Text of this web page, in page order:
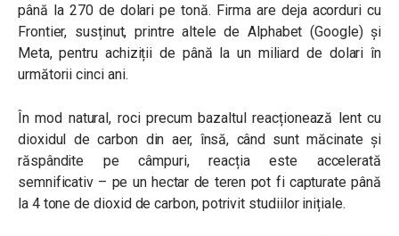
până la 270 de dolari pe tonă. Firma are deja acorduri cu
Frontier, susținut, printre altele de Alphabet (Google) și
Meta, pentru achiziții de până la un miliard de dolari în
următorii cinci ani.
În mod natural, roci precum bazaltul reacționează lent cu
dioxidul de carbon din aer, însă, când sunt măcinate și
răspândite pe câmpuri, reacția este accelerată
semnificativ – pe un hectar de teren pot fi capturate până
la 4 tone de dioxid de carbon, potrivit studiilor inițiale.